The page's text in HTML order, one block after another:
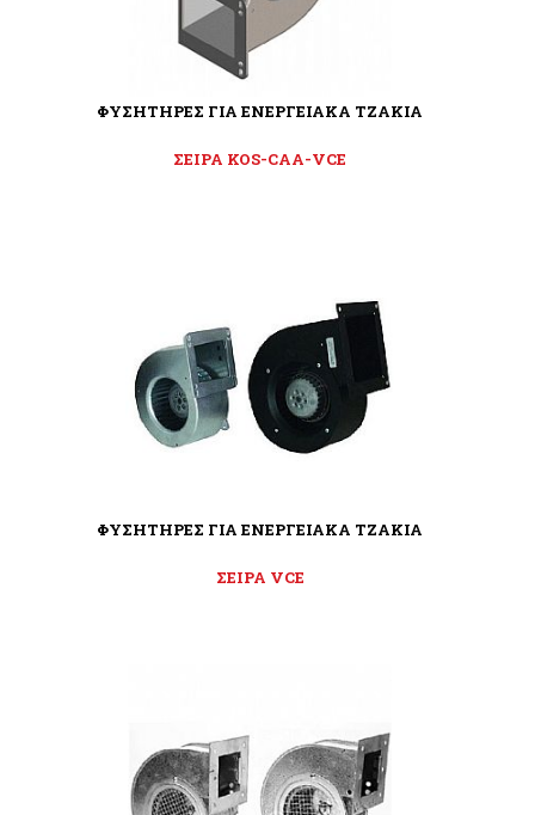
ΦΥΣΗΤΗΡΕΣ ΓΙΑ ΕΝΕΡΓΕΙΑΚΑ ΤΖΑΚΙΑ
ΣΕΙΡΑ KOS-CAA-VCE
ΦΥΣΗΤΗΡΕΣ ΓΙΑ ΕΝΕΡΓΕΙΑΚΑ ΤΖΑΚΙΑ
ΣΕΙΡΑ VCE